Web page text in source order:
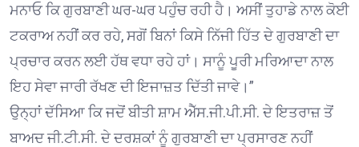
ਮਨਾਓ ਕਿ ਗੁਰਬਾਣੀ ਘਰ-ਘਰ ਪਹੁੰਚ ਰਹੀ ਹੈ। ਅਸੀਂ ਤੁਹਾਡੇ ਨਾਲ ਕੋਈ
ਟਕਰਾਅ ਨਹੀਂ ਕਰ ਰਹੇ, ਸਗੋਂ ਬਿਨਾਂ ਕਿਸੇ ਨਿੱਜੀ ਹਿੱਤ ਦੇ ਗੁਰਬਾਣੀ ਦਾ
ਪ੍ਰਚਾਰ ਕਰਨ ਲਈ ਹੱਥ ਵਧਾ ਰਹੇ ਹਾਂ। ਸਾਨੂੰ ਪੂਰੀ ਮਰਿਆਦਾ ਨਾਲ
ਇਹ ਸੇਵਾ ਜਾਰੀ ਰੱਖਣ ਦੀ ਇਜਾਜ਼ਤ ਦਿੱਤੀ ਜਾਵੇ।”
ਉਨ੍ਹਾਂ ਦੱਸਿਆ ਕਿ ਜਦੋਂ ਬੀਤੀ ਸ਼ਾਮ ਐੱਸ.ਜੀ.ਪੀ.ਸੀ. ਦੇ ਇਤਰਾਜ਼ ਤੋਂ
ਬਾਅਦ ਜੀ.ਟੀ.ਸੀ. ਦੇ ਦਰਸ਼ਕਾਂ ਨੂੰ ਗੁਰਬਾਣੀ ਦਾ ਪ੍ਰਸਾਰਣ ਨਹੀਂ